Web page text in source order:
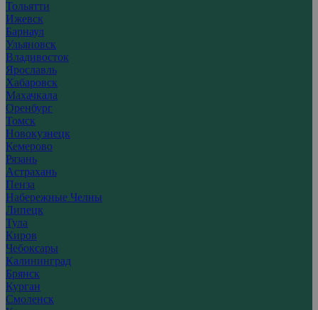
Тольятти
Ижевск
Барнаул
Ульяновск
Владивосток
Ярославль
Хабаровск
Махачкала
Оренбург
Томск
Новокузнецк
Кемерово
Рязань
Астрахань
Пенза
Набережные Челны
Липецк
Тула
Киров
Чебоксары
Калининград
Брянск
Курган
Смоленск